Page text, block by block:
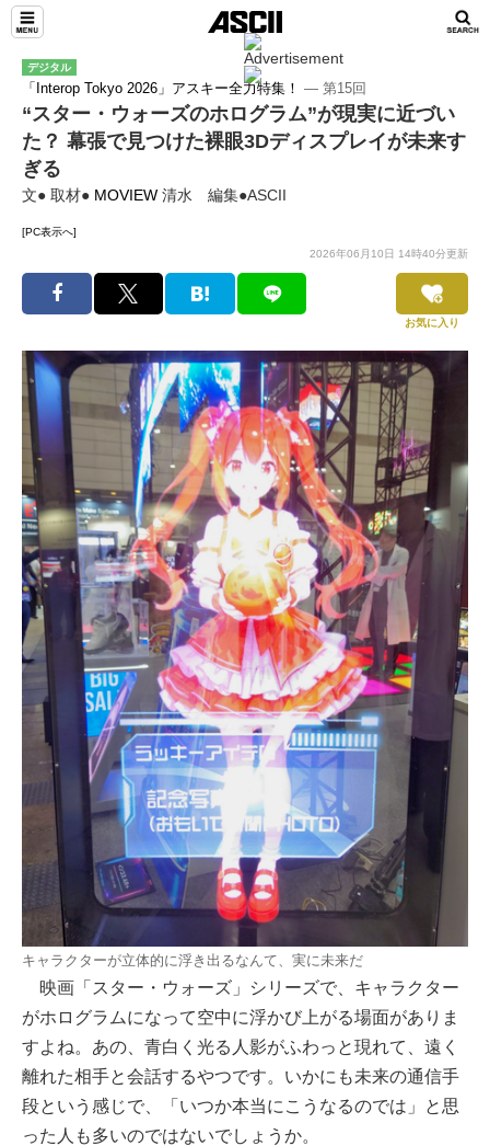
デジタル
「Interop Tokyo 2026」アスキー全力特集！ ― 第15回
“スター・ウォーズのホログラム”が現実に近づい
た？ 幕張で見つけた裸眼3Dディスプレイが未来す
ぎる
文● 取材● MOVIEW 清水 編集●ASCII
[PC表示へ]
2026年06月10日 14時40分更新
お気に入り
キャラクターが立体的に浮き出るなんて、実に未来だ
映画「スター・ウォーズ」シリーズで、キャラクター
がホログラムになって空中に浮かび上がる場面がありま
すよね。あの、青白く光る人影がふわっと現れて、遠く
離れた相手と会話するやつです。いかにも未来の通信手
段という感じで、「いつか本当にこうなるのでは」と思
った人も多いのではないでしょうか。